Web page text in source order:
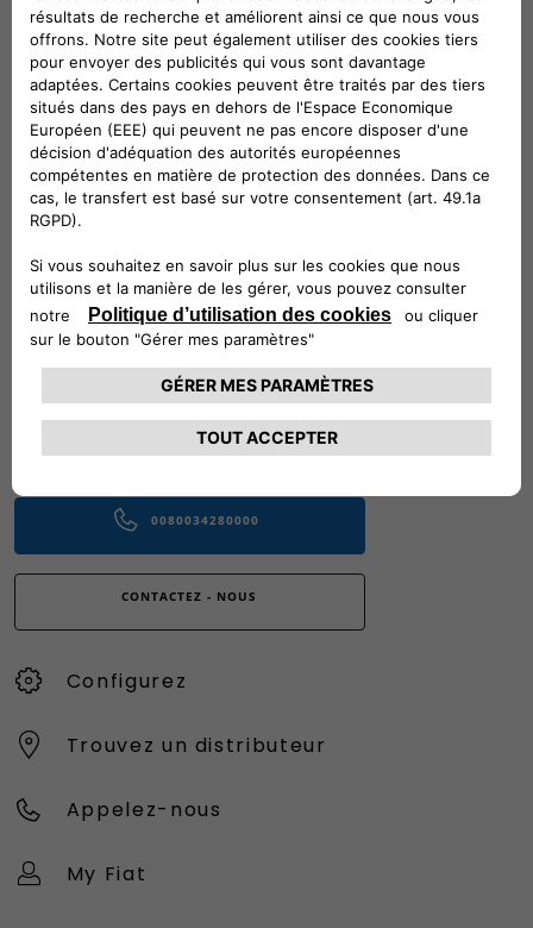
Véhicules compatibles
Suivez-nous
CONTACTEZ LE SERVICE CLIENT
CIAO FIAT SERVICE CLIENT
Numéro gratuit
0080034280000
CONTACTEZ - NOUS
Configurez
Trouvez un distributeur
Appelez-nous
My Fiat